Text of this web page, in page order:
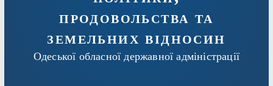
продовольства та
земельних відносин
Одеської обласної державної адміністрації